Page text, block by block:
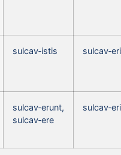
sulcav‑istis
sulcav‑erunt,
sulcav‑ere